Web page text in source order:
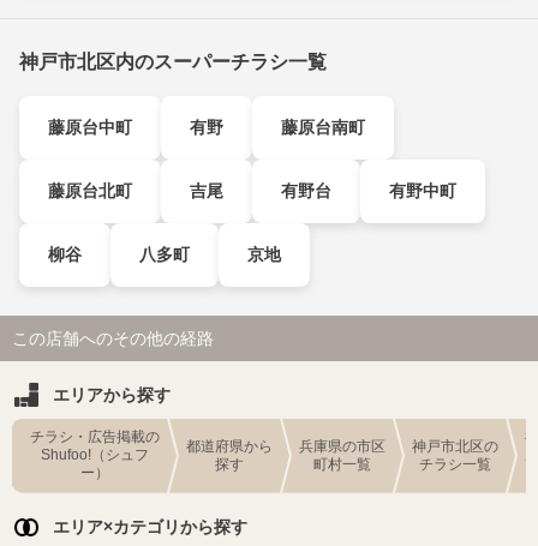
神戸市北区内のスーパーチラシ一覧
藤原台中町 有野 藤原台南町
藤原台北町 吉尾 有野台 有野中町
柳谷 八多町 京地
この店舗へのその他の経路
エリアから探す
チラシ・広告掲載の
Shufoo!（シュフ
ー）
都道府県から
探す
兵庫県の市区
町村一覧
神戸市北区の
チラシ一覧
エリア×カテゴリから探す